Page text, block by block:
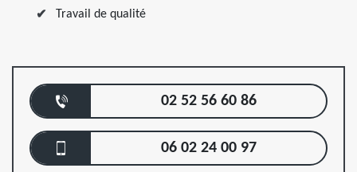
Travail de qualité
02 52 56 60 86
06 02 24 00 97